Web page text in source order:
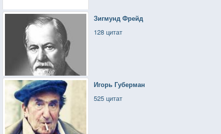
Зигмунд Фрейд
128 цитат
Игорь Губерман
525 цитат